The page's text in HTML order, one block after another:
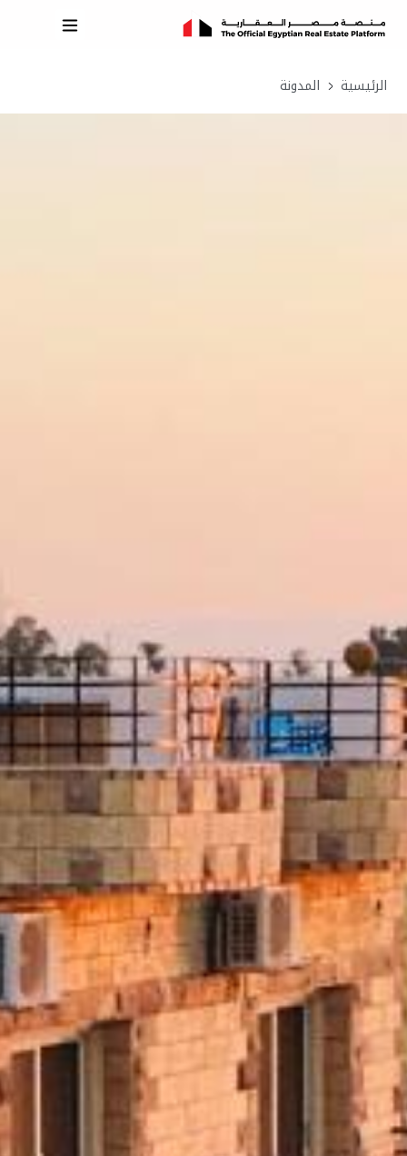
الرئيسية المدونة